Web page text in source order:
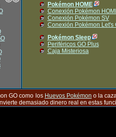
Pokémon HOME
Conexión Pokémon
Conexión Pokémon SV
Conexión Pokémon Let's
Pokémon Sleep
Periféricos GO Plus
Caja Misteriosa
GO como los Huevos Pokémon o la
demasiado dinero real en estas